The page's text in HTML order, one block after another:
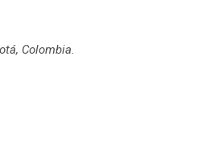
Colombia.